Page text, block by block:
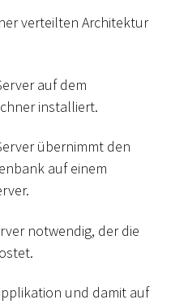
verteilten Architektur
auf dem
installiert.
übernimmt den
auf einem
notwendig, der die
und damit auf